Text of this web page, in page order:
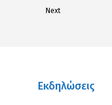
Next
Εκδηλώσεις